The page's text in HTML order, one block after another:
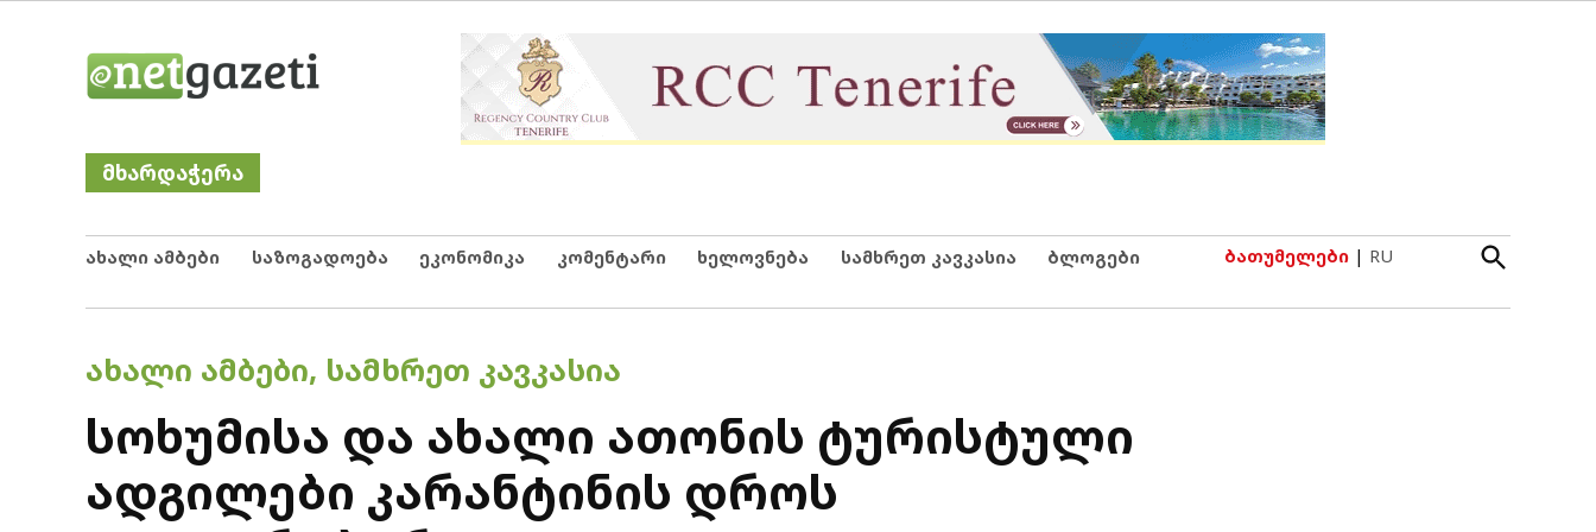
Netgazeti
მხარდაჭერა
ახალი ამბები საზოგადოება ეკონომიკა კომენტარი ხელოვნება სამხრეთ კავკასია ბლოგები ბათუმელები | RU
Open
Search
POSTED
ᲐᲮᲐᲚᲘ ᲐᲛᲑᲔᲑᲘ, ᲡᲐᲛᲮᲠᲔᲗ ᲙᲐᲕᲙᲐᲡᲘᲐ
სოხუმისა და ახალი ათონის ტურისტული
ადგილები კარანტინის დროს